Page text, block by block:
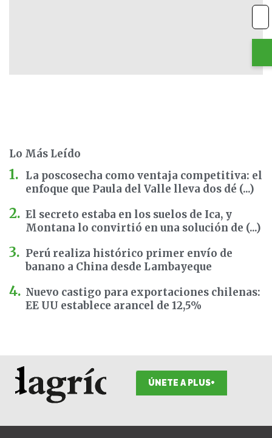
Lo Más Leído
La poscosecha como ventaja competitiva: el
enfoque que Paula del Valle lleva dos dé (...)
El secreto estaba en los suelos de Ica, y
Montana lo convirtió en una solución de (...)
Perú realiza histórico primer envío de
banano a China desde Lambayeque
Nuevo castigo para exportaciones chilenas:
EE UU establece arancel de 12,5%
ÚNETE A PLUS+